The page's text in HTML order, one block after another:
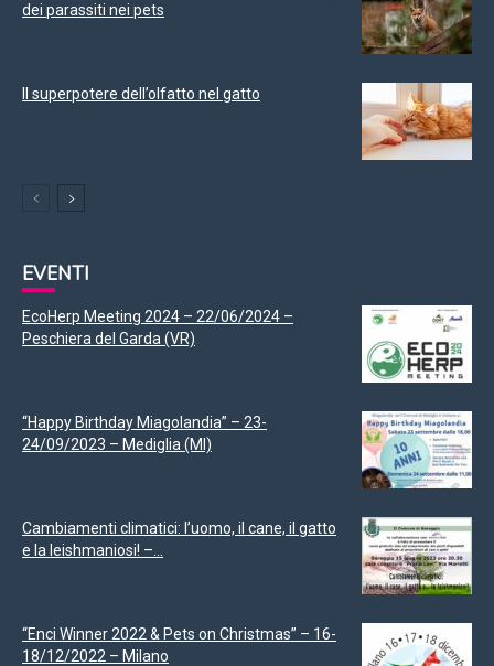
dei parassiti nei pets
Il superpotere dell’olfatto nel gatto
EVENTI
EcoHerp Meeting 2024 – 22/06/2024 –
Peschiera del Garda (VR)
“Happy Birthday Miagolandia” – 23-
24/09/2023 – Mediglia (MI)
Cambiamenti climatici: l’uomo, il cane, il gatto
e la leishmaniosi! –...
“Enci Winner 2022 & Pets on Christmas” – 16-
18/12/2022 – Milano